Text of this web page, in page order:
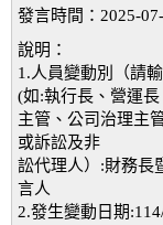
發言時間：2025-
說明：
1.人員變動別（請
(如:執行長、營運
主管、公司治理主
或訴訟及非
訟代理人）:財務長
言人
2.發生變動日期